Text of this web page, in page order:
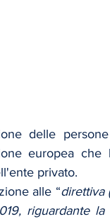
delle
europea
privato.
alle “direttiva
riguardante